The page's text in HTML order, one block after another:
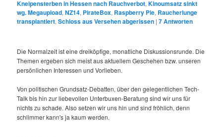
Kneipensterben in Hessen nach Rauchverbot,Kinoumsatz sinkt
wg. Megaupload,NZ14, PirateBox, Raspberry Pie, Raucherlunge
transplantiert,Schloss aus Versehen abgerissen |7Antworten
Die Normalzeit ist eine dreiköpfige, monatliche Diskussionsrunde. Die
Themen ergeben sich meist aus aktuellem Geschehen bzw. unseren
persönlichen Interessen und Vorlieben.
Von politischen Grundsatz-Debatten, über den gelegentlichen Tech-
Talk bis hin zur liebevollen Unterbuxen-Beratung sind wir uns für
nichts zu schade. Also setzen wir uns hin und sind fröhlich, denn
schlimmer kann's ja kaum werden.